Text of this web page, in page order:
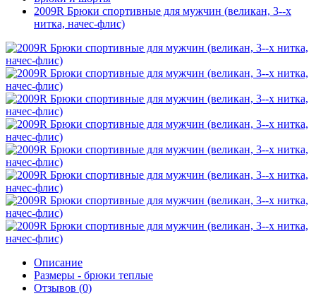
2009R Брюки спортивные для мужчин (великан, 3--х
нитка, начес-флис)
Описание
Размеры - брюки теплые
Отзывов (0)